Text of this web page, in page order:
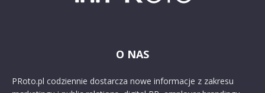
O NAS
PRoto.pl codziennie dostarcza nowe informacje z zakresu